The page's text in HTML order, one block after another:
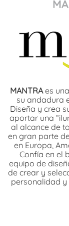
MANTRAes
su andadura
Diseña y crea
aportar una
al alcance de
en gran parte
en Europa,
Confía en el
equipo de
de crear y
personalidad y